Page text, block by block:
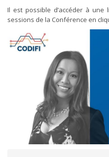
Il est possible d’accéder à
sessions de la Conférence en